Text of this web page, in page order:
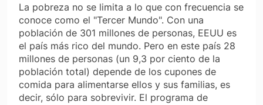
La pobreza no se limita a lo que con frecuencia se
conoce como el "Tercer Mundo". Con una
población de 301 millones de personas, EEUU es
el país más rico del mundo. Pero en este país 28
millones de personas (un 9,3 por ciento de la
población total) depende de los cupones de
comida para alimentarse ellos y sus familias, es
decir, sólo para sobrevivir. El programa de